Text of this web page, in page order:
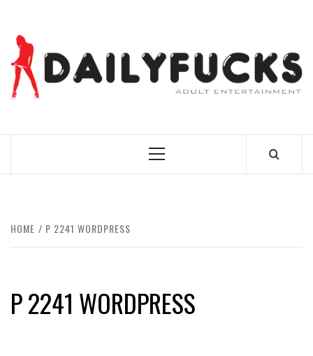
content
Primary
HOME P 2241 WORDPRESS
P 2241 WORDPRESS